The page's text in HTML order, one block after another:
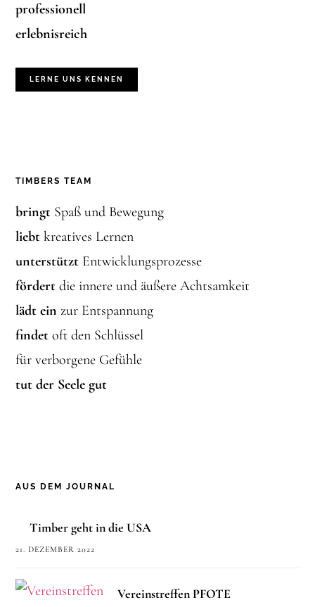
professionell
erlebnisreich
LERNE UNS KENNEN
TIMBERS TEAM
bringt Spaß und Bewegung
liebt kreatives Lernen
unterstützt Entwicklungsprozesse
fördert die innere und äußere Achtsamkeit
lädt ein zur Entspannung
findet oft den Schlüssel
für verborgene Gefühle
tut der Seele gut
AUS DEM JOURNAL
Timber geht in die USA
21. DEZEMBER 2022
Vereinstreffen PFOTE